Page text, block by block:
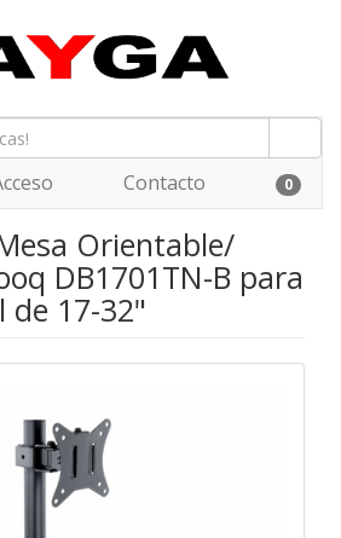
Contacto 0
Orientable/
DB1701TN-B para
de 17-32"